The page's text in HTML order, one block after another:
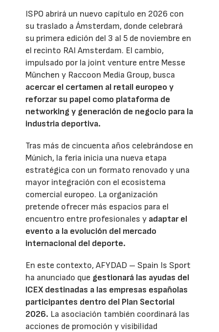
ISPO abrirá un nuevo capítulo en 2026 con
su traslado a Ámsterdam, donde celebrará
su primera edición del 3 al 5 de noviembre en
el recinto RAI Amsterdam. El cambio,
impulsado por la joint venture entre Messe
München y Raccoon Media Group, busca
acercar el certamen al retail europeo y
reforzar su papel como plataforma de
networking y generación de negocio para la
industria deportiva.
Tras más de cincuenta años celebrándose en
Múnich, la feria inicia una nueva etapa
estratégica con un formato renovado y una
mayor integración con el ecosistema
comercial europeo. La organización
pretende ofrecer más espacios para el
encuentro entre profesionales y adaptar el
evento a la evolución del mercado
internacional del deporte.
En este contexto, AFYDAD – Spain Is Sport
ha anunciado que gestionará las ayudas del
ICEX destinadas a las empresas españolas
participantes dentro del Plan Sectorial
2026. La asociación también coordinará las
acciones de promoción y visibilidad